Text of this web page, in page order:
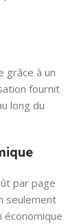
grâce à un
fournit
long du
par page
seulement
économique